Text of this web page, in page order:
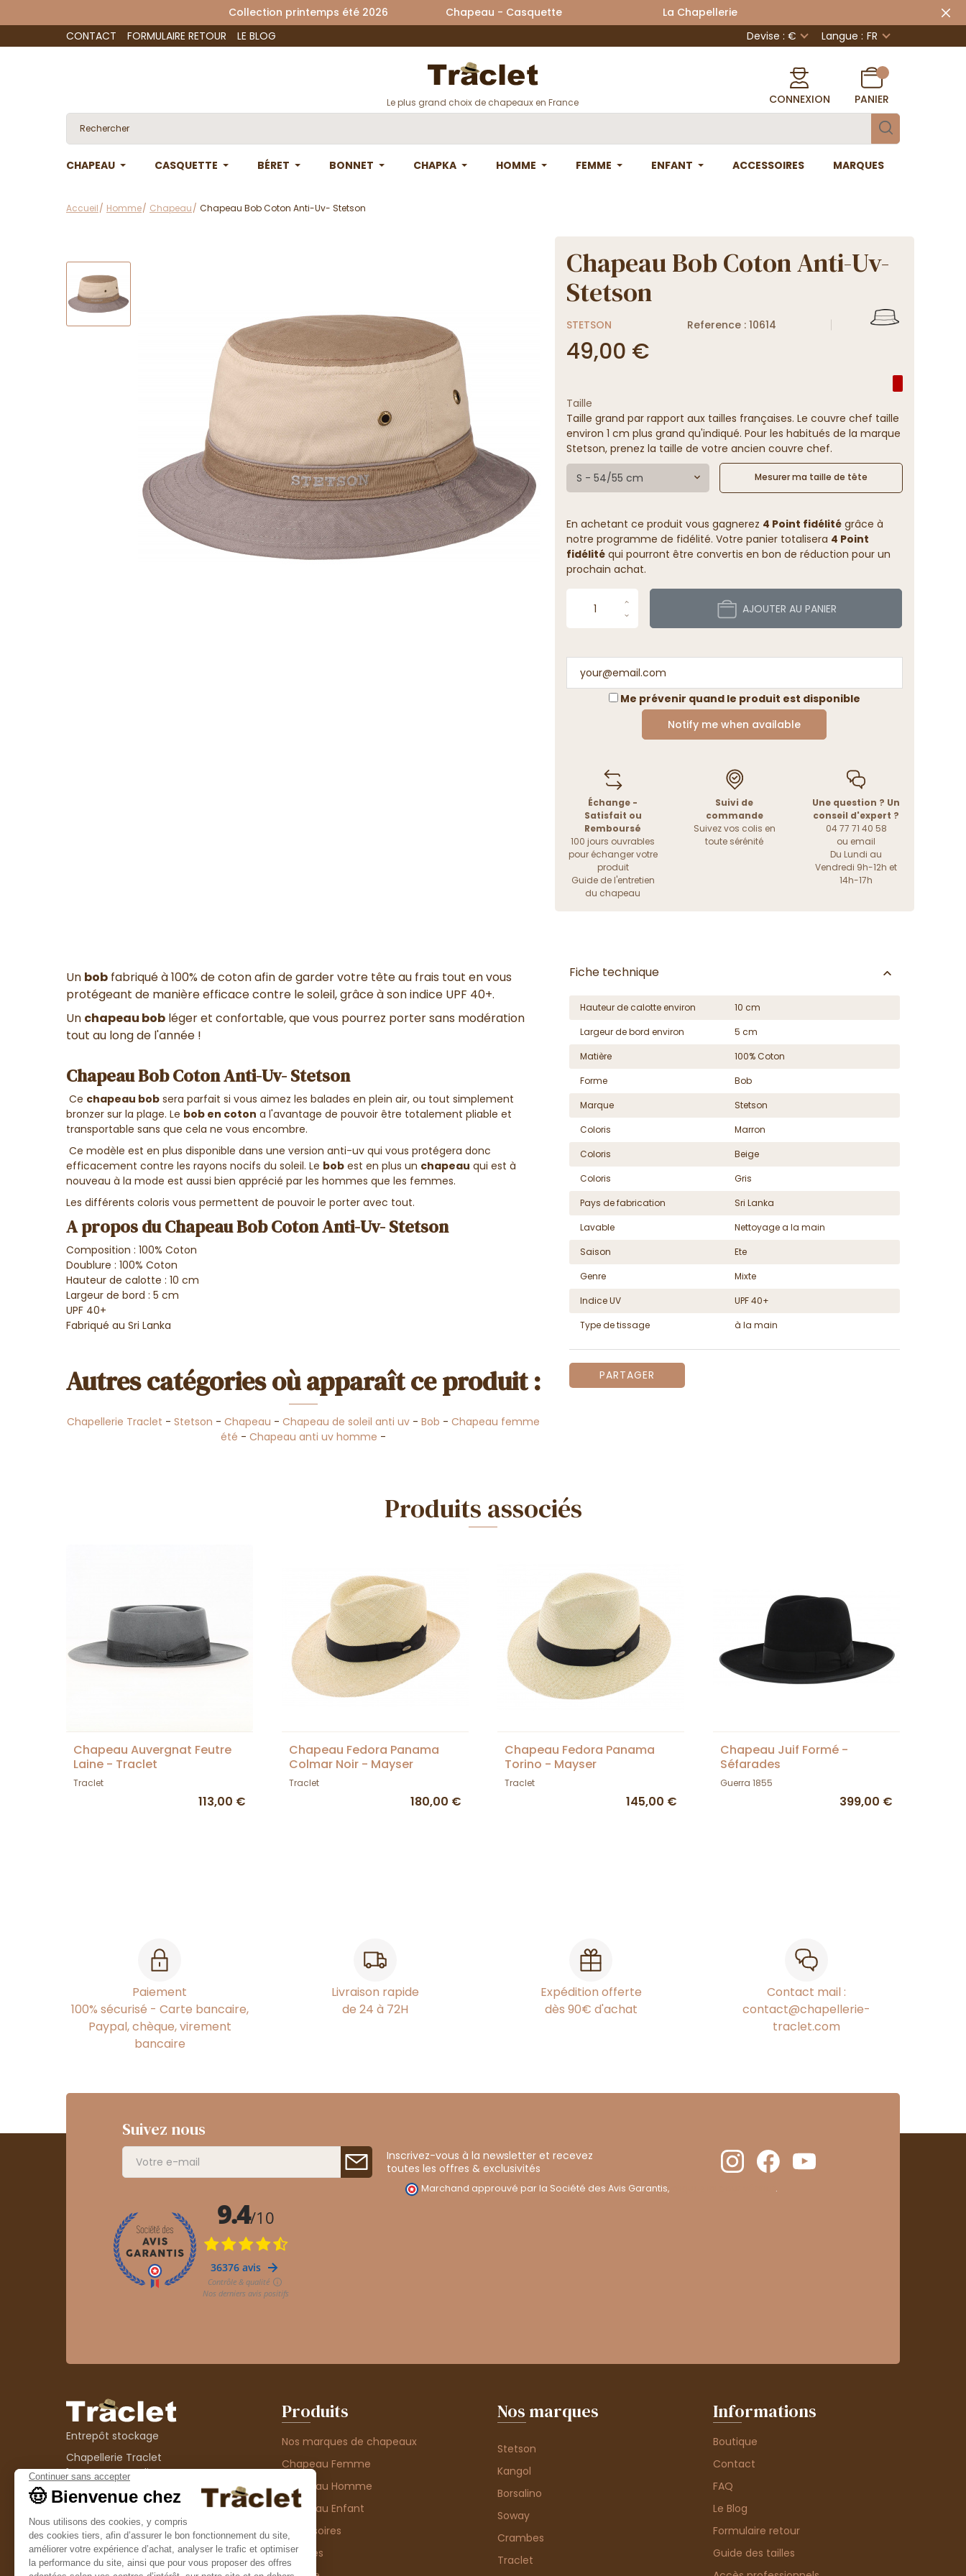
Collection printemps été 2026 Chapeau - Casquette La Chapellerie
CONTACT
FORMULAIRE RETOUR LE BLOG Devise : € Langue : FR
Le plus grand choix de chapeaux en France CONNEXION PANIER
CHAPEAU CASQUETTE BÉRET BONNET CHAPKA HOMME FEMME ENFANT ACCESSOIRES MARQUES
Accueil Homme Chapeau Chapeau Bob Coton Anti-Uv- Stetson
Chapeau Bob Coton Anti-Uv-
Stetson
STETSON Reference : 10614
49,00 €
Taille
Taille grand par rapport aux tailles françaises. Le couvre chef taille
environ 1 cm plus grand qu'indiqué. Pour les habitués de la marque
Stetson, prenez la taille de votre ancien couvre chef.
S - 54/55 cm Mesurer ma taille de tête
En achetant ce produit vous gagnerez 4 Point fidélitégrâce à
notre programme de fidélité. Votre panier totalisera 4 Point
fidélitéqui pourront être convertis en bon de réduction pour un
prochain achat.
AJOUTER AU PANIER
Me prévenir quand le produit est disponible
Notify me when available
Échange -
Satisfait ou
Remboursé
100 jours ouvrables
pour échanger votre
produit
Guide de l'entretien
du chapeau
Suivi de
commande
Suivez vos colis en
toute sérénité
Une question ? Un
conseil d'expert ?
04 77 71 40 58
ou email
Du Lundi au
Vendredi 9h-12h et
14h-17h
Un bob fabriqué à 100% de coton afin de garder votre tête au frais tout en vous
protégeant de manière efficace contre le soleil, grâce à son indice UPF 40+.
Un chapeau bob léger et confortable, que vous pourrez porter sans modération
tout au long de l'année !
Chapeau Bob Coton Anti-Uv- Stetson
Ce chapeau bob sera parfait si vous aimez les balades en plein air, ou tout simplement
bronzer sur la plage. Le bob en coton a l'avantage de pouvoir être totalement pliable et
transportable sans que cela ne vous encombre.
Ce modèle est en plus disponible dans une version anti-uv qui vous protégera donc
efficacement contre les rayons nocifs du soleil. Le bob est en plus un chapeau qui est à
nouveau à la mode est aussi bien apprécié par les hommes que les femmes.
Les différents coloris vous permettent de pouvoir le porter avec tout.
A propos du Chapeau Bob Coton Anti-Uv- Stetson
Composition : 100% Coton
Doublure : 100% Coton
Hauteur de calotte : 10 cm
Largeur de bord : 5 cm
UPF 40+
Fabriqué au Sri Lanka
Autres catégories où apparaît ce produit :
Chapellerie Traclet - Stetson - Chapeau - Chapeau de soleil anti uv- Bob - Chapeau femme
été - Chapeau anti uv homme -
Fiche technique
Hauteur de calotte environ
10 cm
Largeur de bord environ
5 cm
Matière
100% Coton
Forme
Bob
Marque
Stetson
Coloris
Marron
Coloris
Beige
Coloris
Gris
Pays de fabrication
Sri Lanka
Lavable
Nettoyage a la main
Saison
Ete
Genre
Mixte
Indice UV
UPF 40+
Type de tissage
à la main
PARTAGER
Produits associés
Chapeau Auvergnat Feutre
Laine - Traclet
Traclet
113,00 €
Chapeau Fedora Panama
Colmar Noir - Mayser
Traclet
180,00 €
Chapeau Fedora Panama
Torino - Mayser
Traclet
145,00 €
Chapeau Juif Formé -
Séfarades
Guerra 1855
399,00 €
Paiement
100% sécurisé - Carte bancaire,
Paypal, chèque, virement
bancaire
Livraison rapide
de 24 à 72H
Expédition offerte
dès 90€ d'achat
Contact mail :
contact@chapellerie-
traclet.com
Suivez nous
Inscrivez-vous à la newsletter et recevez
toutes les offres & exclusivités
Marchand approuvé par la Société des Avis Garantis, .
Entrepôt stockage
Chapellerie Traclet
14 Impasse Bardin
42300 Roanne
contact@chapellerie-traclet.com
Boutique
Chapellerie Traclet
4 rue de Cadore
Produits
Nos marques de chapeaux
Chapeau Femme
Chapeau Homme
Chapeau Enfant
Accessoires
Thèmes
Nos marques
Stetson
Kangol
Borsalino
Soway
Crambes
Traclet
Informations
Boutique
Contact
FAQ
Le Blog
Formulaire retour
Guide des tailles